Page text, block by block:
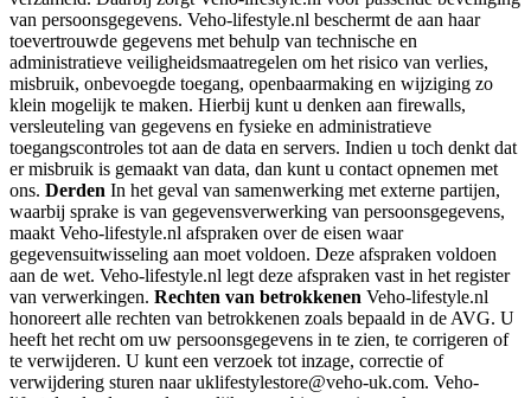
van persoonsgegevens. Veho-lifestyle.nl beschermt de aan haar
toevertrouwde gegevens met behulp van technische en
administratieve veiligheidsmaatregelen om het risico van verlies,
misbruik, onbevoegde toegang, openbaarmaking en wijziging zo
klein mogelijk te maken. Hierbij kunt u denken aan firewalls,
versleuteling van gegevens en fysieke en administratieve
toegangscontroles tot aan de data en servers. Indien u toch denkt dat
er misbruik is gemaakt van data, dan kunt u contact opnemen met
ons. Derden In het geval van samenwerking met externe partijen,
waarbij sprake is van gegevensverwerking van persoonsgegevens,
maakt Veho-lifestyle.nl afspraken over de eisen waar
gegevensuitwisseling aan moet voldoen. Deze afspraken voldoen
aan de wet. Veho-lifestyle.nl legt deze afspraken vast in het register
van verwerkingen. Rechten van betrokkenen Veho-lifestyle.nl
honoreert alle rechten van betrokkenen zoals bepaald in de AVG. U
heeft het recht om uw persoonsgegevens in te zien, te corrigeren of
te verwijderen. U kunt een verzoek tot inzage, correctie of
verwijdering sturen naar uklifestylestore@veho-uk.com. Veho-